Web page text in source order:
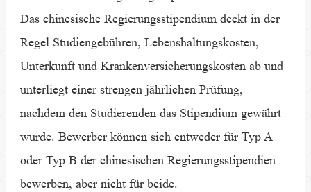
Das chinesische Regierungsstipendium deckt in der
Regel Studiengebühren, Lebenshaltungskosten,
Unterkunft und Krankenversicherungskosten ab und
unterliegt einer strengen jährlichen Prüfung,
nachdem den Studierenden das Stipendium gewährt
wurde. Bewerber können sich entweder für Typ A
oder Typ B der chinesischen Regierungsstipendien
bewerben, aber nicht für beide.